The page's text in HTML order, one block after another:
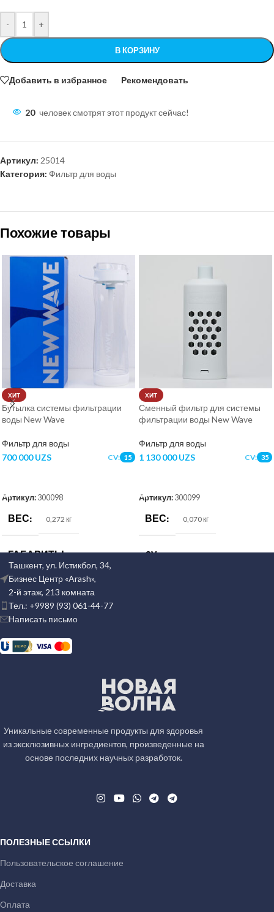
- +
В КОРЗИНУ
Добавить в избранное Рекомендовать
20 человек смотрят этот продукт сейчас!
Артикул: 25014
Категория: Фильтр для воды
Похожие товары
ХИТ
Бутылка системы фильтрации
воды New Wave
Фильтр для воды
700 000UZS CV: 15
Артикул: 300098
ВЕС 0,272 кг
ГАБАРИТЫ 8 × 25 × 10 см
CV 15
ХИТ
Сменный фильтр для системы
фильтрации воды New Wave
Фильтр для воды
1 130 000UZS CV: 35
Артикул: 300099
ВЕС 0,070 кг
CV 35
08421002005000000
Ташкент, ул. Истикбол, 34,
Бизнес Центр «Arash»,
2-й этаж, 213 комната
Тел.: +9989 (93) 061-44-77
Написать письмо
Уникальные современные продукты для здоровья
из эксклюзивных ингредиентов, произведенные на
основе последних научных разработок.
ПОЛЕЗНЫЕ ССЫЛКИ
Пользовательское соглашение
Доставка
Оплата